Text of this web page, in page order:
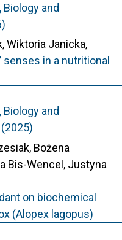
and
Wiktoria Janicka,
in a nutritional
and
Bożena
Bis-Wencel, Justyna
on biochemical
(Alopex lagopus)